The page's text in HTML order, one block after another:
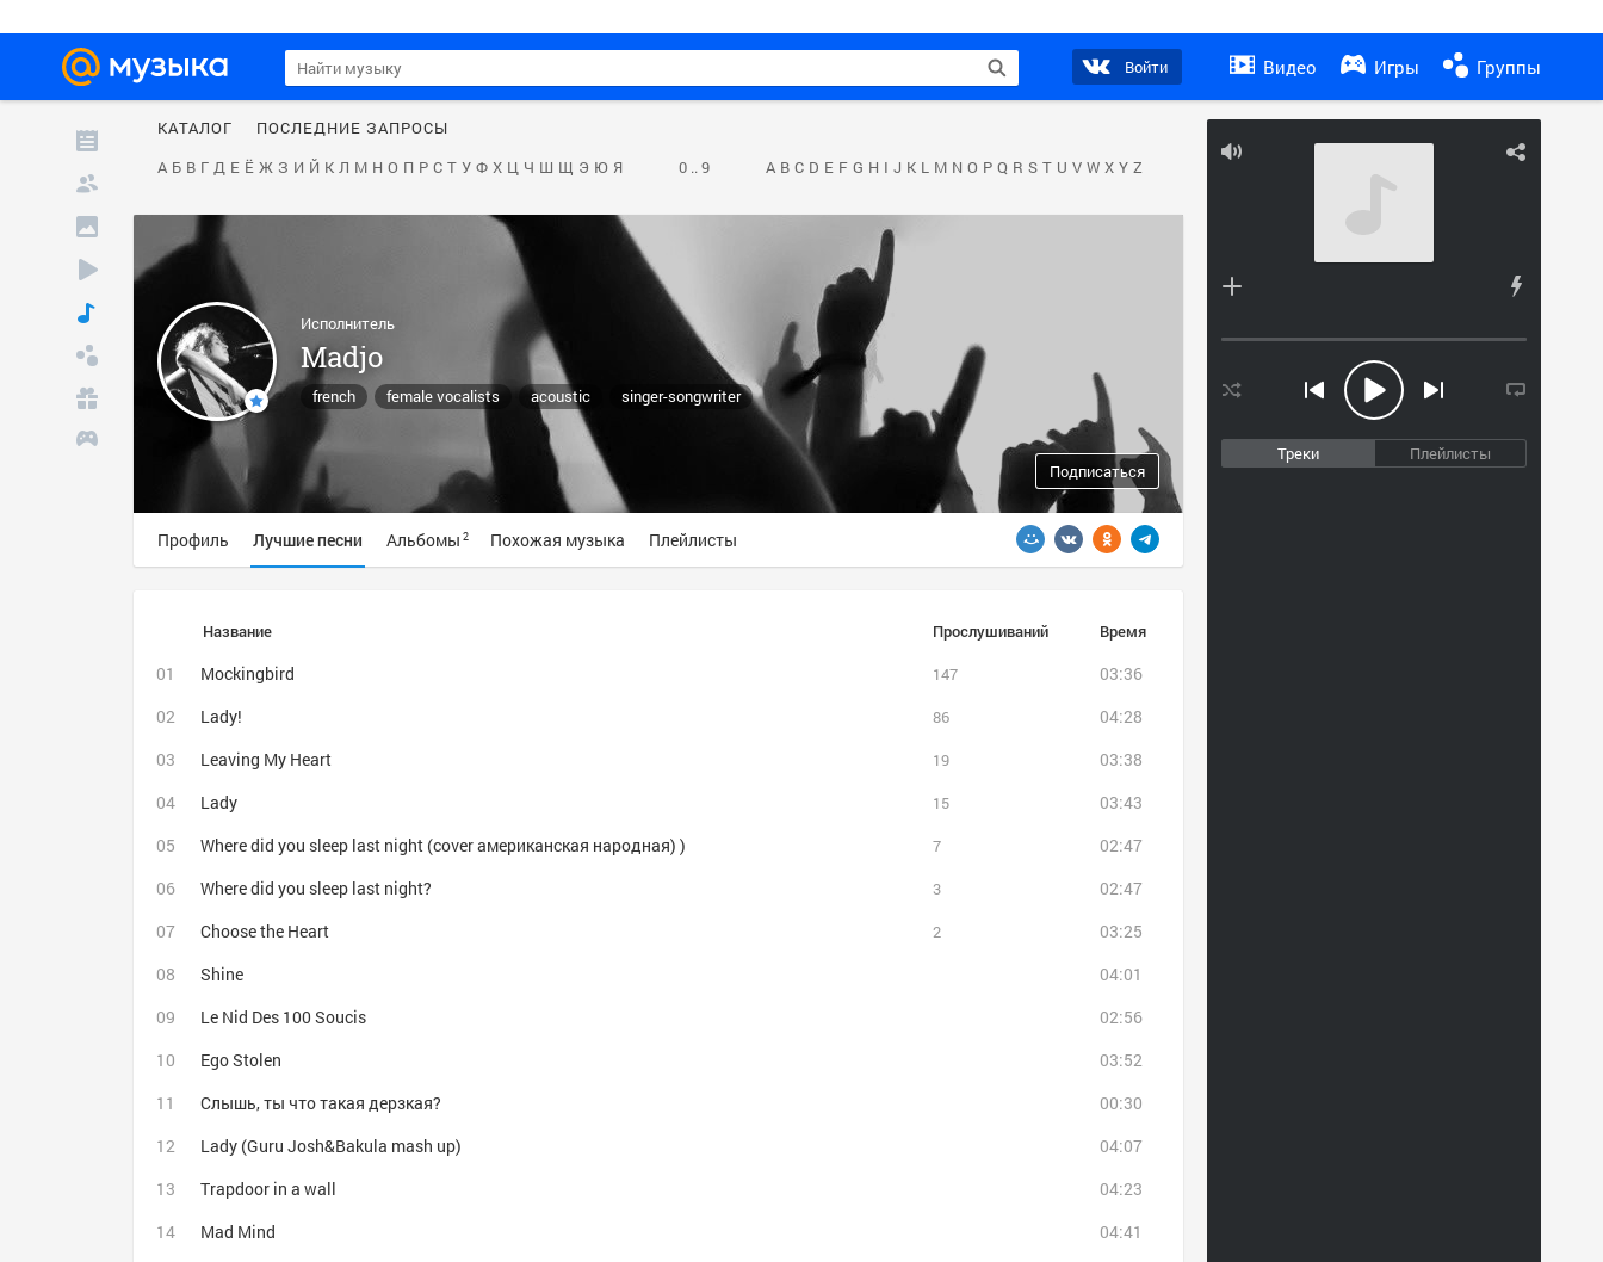
Войти Видео Игры Группы
Треки Плейлисты
КАТАЛОГ
ПОСЛЕДНИЕ ЗАПРОСЫ
А Б В Г Д Е Ё Ж З И Й К Л М Н О П Р С Т У Ф Х Ц Ч Ш Щ Э Ю Я 0 .. 9 A B C D E F G H I J K L M N O P Q R S T U V W X Y Z
Исполнитель
Madjo
french female vocalists acoustic singer-songwriter
Подписаться
Профиль Лучшие песни Альбомы 2 Похожая музыка Плейлисты
Название Прослушиваний Время
Mockingbird 147
03:36
Lady!
86
04:28
Leaving My Heart
19
03:38
Lady
15
03:43
Where did you sleep last night (cover американская народная) )
7
02:47
Where did you sleep last night?
3
02:47
Choose the Heart
2
03:25
Shine
04:01
Le Nid Des 100 Soucis
02:56
Ego Stolen
03:52
Слышь, ты что такая дерзкая?
00:30
Lady (Guru Josh&Bakula mash up)
04:07
Trapdoor in a wall
04:23
Mad Mind
04:41